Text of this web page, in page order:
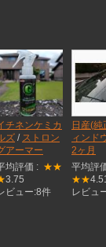
チネンケミカ
ズ / ストロン
アーマー
均評価 : ★★
3.75
ビュー:8件
日産(純
ィンド
2ヶ月
平均評
★★4.51
レビュ